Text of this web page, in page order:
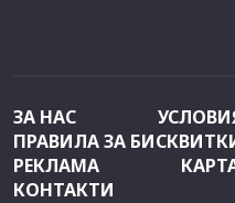
ЗА НАС
ПРАВИЛА ЗА
РЕКЛАМА
КОНТАКТИ